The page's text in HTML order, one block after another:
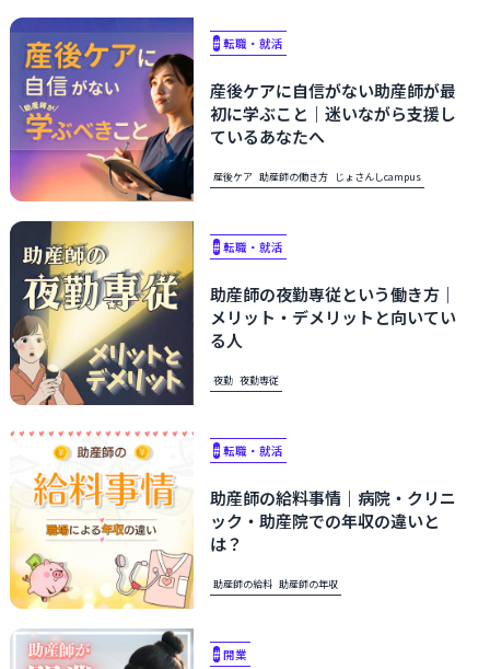
# 転職・就活
産後ケアに自信がない助産師が最
初に学ぶこと｜迷いながら支援し
ているあなたへ
産後ケア 助産師の働き方 じょさんしcampus
# 転職・就活
助産師の夜勤専従という働き方｜
メリット・デメリットと向いてい
る人
夜勤 夜勤専従
# 転職・就活
助産師の給料事情｜病院・クリニ
ック・助産院での年収の違いと
は？
助産師の給料 助産師の年収
# 開業